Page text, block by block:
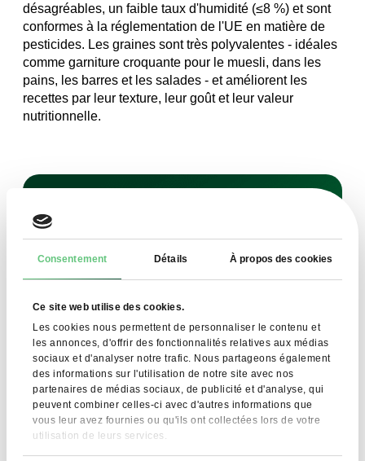
Consentement Détails À propos des cookies
Ce site web utilise des cookies.
Les cookies nous permettent de personnaliser le contenu et
les annonces, d'offrir des fonctionnalités relatives aux médias
sociaux et d'analyser notre trafic. Nous partageons également
des informations sur l'utilisation de notre site avec nos
partenaires de médias sociaux, de publicité et d'analyse, qui
peuvent combiner celles-ci avec d'autres informations que
vous leur avez fournies ou qu'ils ont collectées lors de votre
utilisation de leurs services.
désagréables, un faible taux d'humidité (≤8 %) et sont
conformes à la réglementation de l'UE en matière de
pesticides. Les graines sont très polyvalentes - idéales
comme garniture croquante pour le muesli, dans les
pains, les barres et les salades - et améliorent les
recettes par leur texture, leur goût et leur valeur
nutritionnelle.
Inscrivez-vous à notre newsletter
pour en savoir plus sur nos produits
Je consens au traitement de mes données
personnelles par FDCM E-commerce S.A. dans le
S'ABONNER